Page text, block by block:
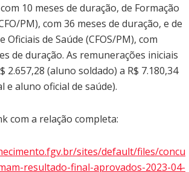
10 meses de duração, de Formação
PM), com 36 meses de duração, e de
Oficiais de Saúde (CFOS/PM), com
de duração. As remunerações iniciais
2.657,28 (aluno soldado) a R$ 7.180,34
e aluno oficial de saúde).
com a relação completa:
sites/default/files/concu
resultado-final-aprovados-2023-04-